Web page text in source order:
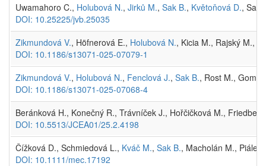
Uwamahoro C., Holubová N., Jirků M., Sak B., Květoňová D.,
DOI: 10.25225/jvb.25035
Zikmundová V., Höfnerová E., Holubová N., Kicia M., Rajský M.,
DOI: 10.1186/s13071-025-07079-1
Zikmundová V., Holubová N., Fenclová J., Sak B., Rost M.,
DOI: 10.1186/s13071-025-07068-4
Beránková H., Konečný R., Trávníček J., Hořčičková M.,
DOI: 10.5513/JCEA01/25.2.4198
Čížková D., Schmiedová L., Kváč M., Sak B., Macholán M.,
DOI: 10.1111/mec.17192